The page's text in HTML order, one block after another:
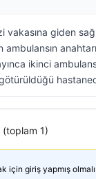
vakasına giden
ambulansın
ikinci
(toplam 1)
için giriş yapmış